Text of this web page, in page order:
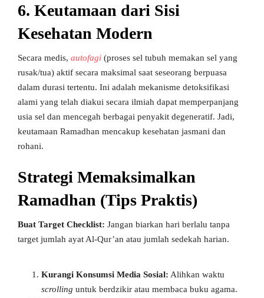
6. Keutamaan dari Sisi
Kesehatan Modern
Secara medis, autofagi (proses sel tubuh memakan sel yang
rusak/tua) aktif secara maksimal saat seseorang berpuasa
dalam durasi tertentu. Ini adalah mekanisme detoksifikasi
alami yang telah diakui secara ilmiah dapat memperpanjang
usia sel dan mencegah berbagai penyakit degeneratif. Jadi,
keutamaan Ramadhan mencakup kesehatan jasmani dan
rohani.
Strategi Memaksimalkan
Ramadhan (Tips Praktis)
Buat Target Checklist: Jangan biarkan hari berlalu tanpa
target jumlah ayat Al-Qur’an atau jumlah sedekah harian.
Kurangi Konsumsi Media Sosial: Alihkan waktu
scrolling untuk berdzikir atau membaca buku agama.